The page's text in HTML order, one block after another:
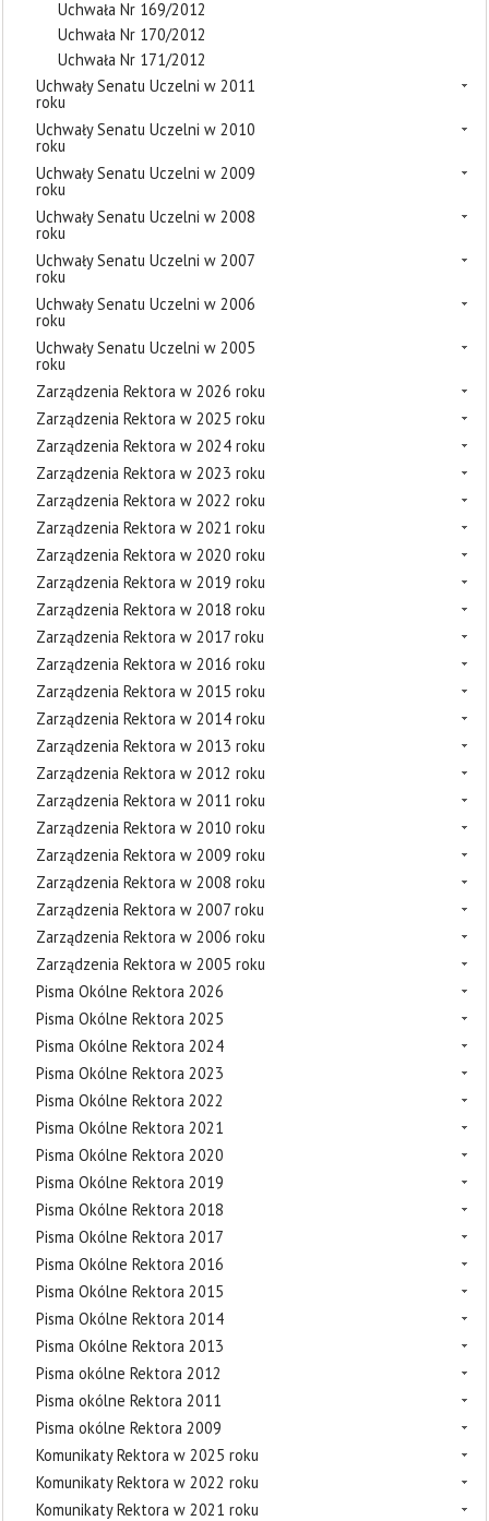
Uchwała Nr 169/2012
Uchwała Nr 170/2012
Uchwała Nr 171/2012
Uchwały Senatu Uczelni w 2011
roku
Uchwały Senatu Uczelni w 2010
roku
Uchwały Senatu Uczelni w 2009
roku
Uchwały Senatu Uczelni w 2008
roku
Uchwały Senatu Uczelni w 2007
roku
Uchwały Senatu Uczelni w 2006
roku
Uchwały Senatu Uczelni w 2005
roku
Zarządzenia Rektora w 2026 roku
Zarządzenia Rektora w 2025 roku
Zarządzenia Rektora w 2024 roku
Zarządzenia Rektora w 2023 roku
Zarządzenia Rektora w 2022 roku
Zarządzenia Rektora w 2021 roku
Zarządzenia Rektora w 2020 roku
Zarządzenia Rektora w 2019 roku
Zarządzenia Rektora w 2018 roku
Zarządzenia Rektora w 2017 roku
Zarządzenia Rektora w 2016 roku
Zarządzenia Rektora w 2015 roku
Zarządzenia Rektora w 2014 roku
Zarządzenia Rektora w 2013 roku
Zarządzenia Rektora w 2012 roku
Zarządzenia Rektora w 2011 roku
Zarządzenia Rektora w 2010 roku
Zarządzenia Rektora w 2009 roku
Zarządzenia Rektora w 2008 roku
Zarządzenia Rektora w 2007 roku
Zarządzenia Rektora w 2006 roku
Zarządzenia Rektora w 2005 roku
Pisma Okólne Rektora 2026
Pisma Okólne Rektora 2025
Pisma Okólne Rektora 2024
Pisma Okólne Rektora 2023
Pisma Okólne Rektora 2022
Pisma Okólne Rektora 2021
Pisma Okólne Rektora 2020
Pisma Okólne Rektora 2019
Pisma Okólne Rektora 2018
Pisma Okólne Rektora 2017
Pisma Okólne Rektora 2016
Pisma Okólne Rektora 2015
Pisma Okólne Rektora 2014
Pisma Okólne Rektora 2013
Pisma okólne Rektora 2012
Pisma okólne Rektora 2011
Pisma okólne Rektora 2009
Komunikaty Rektora w 2025 roku
Komunikaty Rektora w 2022 roku
Komunikaty Rektora w 2021 roku